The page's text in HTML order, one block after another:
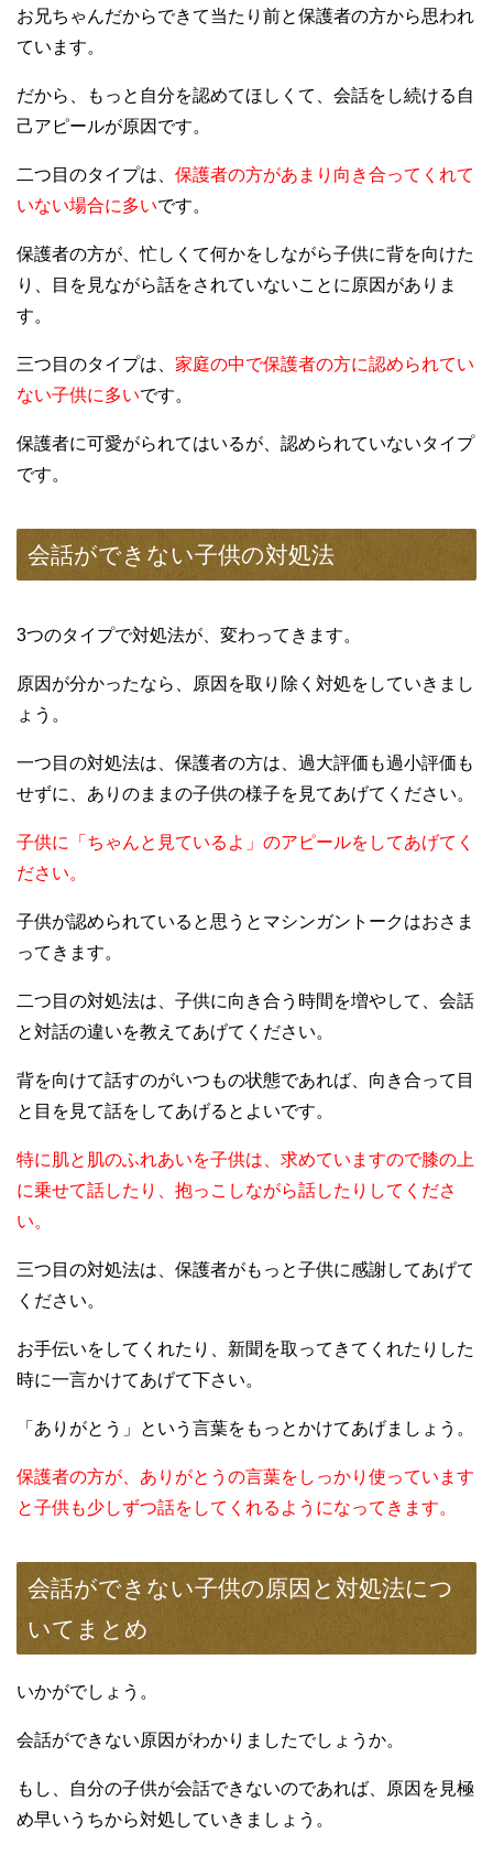
お兄ちゃんだからできて当たり前と保護者の方から思われ
ています。
だから、もっと自分を認めてほしくて、会話をし続ける自
己アピールが原因です。
二つ目のタイプは、 保護者の方があまり向き合ってくれて
いない場合に多いです。
保護者の方が、忙しくて何かをしながら子供に背を向けた
り、目を見ながら話をされていないことに原因がありま
す。
三つ目のタイプは、 家庭の中で保護者の方に認められてい
ない子供に多いです。
保護者に可愛がられてはいるが、認められていないタイプ
です。
会話ができない子供の対処法
3つのタイプで対処法が、変わってきます。
原因が分かったなら、原因を取り除く対処をしていきまし
ょう。
一つ目の対処法は、保護者の方は、過大評価も過小評価も
せずに、ありのままの子供の様子を見てあげてください。
子供に「ちゃんと見ているよ」のアピールをしてあげてく
ださい。
子供が認められていると思うとマシンガントークはおさま
ってきます。
二つ目の対処法は、子供に向き合う時間を増やして、会話
と対話の違いを教えてあげてください。
背を向けて話すのがいつもの状態であれば、向き合って目
と目を見て話をしてあげるとよいです。
特に肌と肌のふれあいを子供は、求めていますので膝の上
に乗せて話したり、抱っこしながら話したりしてくださ
い。
三つ目の対処法は、保護者がもっと子供に感謝してあげて
ください。
お手伝いをしてくれたり、新聞を取ってきてくれたりした
時に一言かけてあげて下さい。
「ありがとう」という言葉をもっとかけてあげましょう。
保護者の方が、ありがとうの言葉をしっかり使っています
と子供も少しずつ話をしてくれるようになってきます。
会話ができない子供の原因と対処法につ
いてまとめ
いかがでしょう。
会話ができない原因がわかりましたでしょうか。
もし、自分の子供が会話できないのであれば、原因を見極
め早いうちから対処していきましょう。